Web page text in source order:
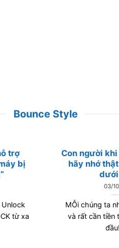
Bounce Style
trợ
bị
từ xa
Con người
hãy nhớ
03/
MỖi chúng ta
và rất cần tiền